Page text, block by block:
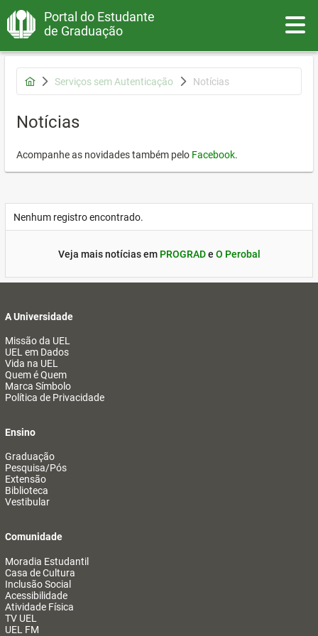
Portal do Estudante
de Graduação
Serviços sem Autenticação Notícias
Notícias
Acompanhe as novidades também pelo Facebook.
Nenhum registro encontrado.
Veja mais notícias em PROGRADe O Perobal
A Universidade
Missão da UEL
UEL em Dados
Vida na UEL
Quem é Quem
Marca Símbolo
Política de Privacidade
Ensino
Graduação
Pesquisa/Pós
Extensão
Biblioteca
Vestibular
Comunidade
Moradia Estudantil
Casa de Cultura
Inclusão Social
Acessibilidade
Atividade Física
TV UEL
UEL FM